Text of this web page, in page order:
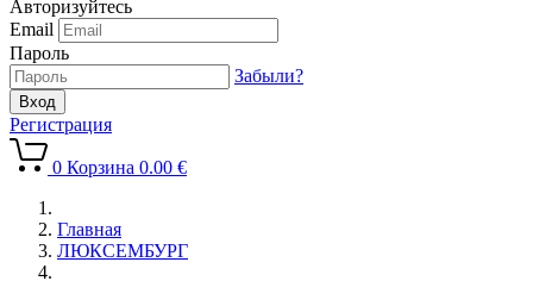
Авторизуйтесь
Email
Пароль
Забыли?
Регистрация
0 Корзина 0.00 €
Главная
ЛЮКСЕМБУРГ